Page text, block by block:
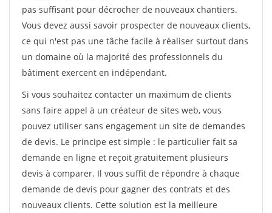
pas suffisant pour décrocher de nouveaux chantiers.
Vous devez aussi savoir prospecter de nouveaux clients,
ce qui n'est pas une tâche facile à réaliser surtout dans
un domaine où la majorité des professionnels du
bâtiment exercent en indépendant.
Si vous souhaitez contacter un maximum de clients
sans faire appel à un créateur de sites web, vous
pouvez utiliser sans engagement un site de demandes
de devis. Le principe est simple : le particulier fait sa
demande en ligne et reçoit gratuitement plusieurs
devis à comparer. Il vous suffit de répondre à chaque
demande de devis pour gagner des contrats et des
nouveaux clients. Cette solution est la meilleure